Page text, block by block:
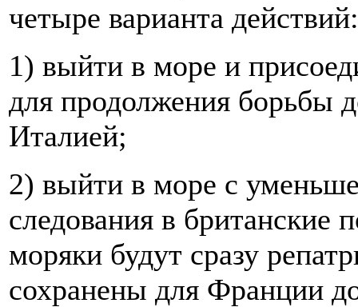
четыре варианта действий:
1) выйти в море и
для продолжения борьбы
Италией;
2) выйти в море с
следования в британские
моряки будут сразу
сохранены для Франции